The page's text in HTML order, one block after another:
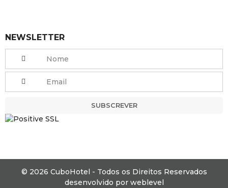
NEWSLETTER
SUBSCREVER
© 2026 CuboHotel - Todos os Direitos Reservados
desenvolvido por weblevel